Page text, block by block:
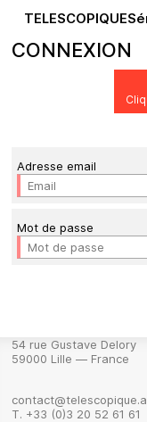
TELESCOPIQUE
CONNEXION
Adresse email
Mot de passe
54 rue Gustave Delory
59000 Lille — France
T. +33 (0)3 20 52 61 61